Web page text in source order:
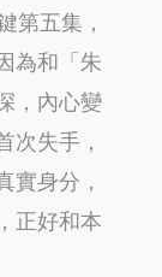
第五集，
為和「朱
，內心變
次失手，
實身分，
正好和本